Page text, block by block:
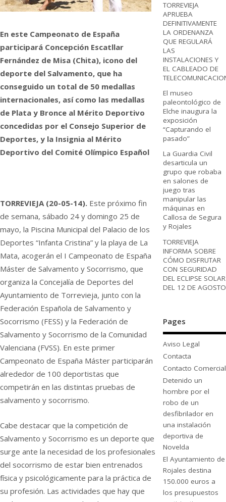
En este Campeonato de España
participará Concepción Escatllar
Fernández de Misa (Chita), icono del
deporte del Salvamento, que ha
conseguido un total de 50 medallas
internacionales, así como las medallas
de Plata y Bronce al Mérito Deportivo
concedidas por el Consejo Superior de
Deportes, y la Insignia al Mérito
Deportivo del Comité Olímpico Español
TORREVIEJA (20-05-14). Este próximo fin
de semana, sábado 24 y domingo 25 de
mayo, la Piscina Municipal del Palacio de los
Deportes “Infanta Cristina” y la playa de La
Mata, acogerán el I Campeonato de España
Máster de Salvamento y Socorrismo, que
organiza la Concejalía de Deportes del
Ayuntamiento de Torrevieja, junto con la
Federación Española de Salvamento y
Socorrismo (FESS) y la Federación de
Salvamento y Socorrismo de la Comunidad
Valenciana (FVSS). En este primer
Campeonato de España Máster participarán
alrededor de 100 deportistas que
competirán en las distintas pruebas de
salvamento y socorrismo.
Cabe destacar que la competición de
Salvamento y Socorrismo es un deporte que
surge ante la necesidad de los profesionales
del socorrismo de estar bien entrenados
física y psicológicamente para la práctica de
su profesión. Las actividades que hay que
TORREVIEJA
APRUEBA
DEFINITIVAMENTE
LA ORDENANZA
QUE REGULARÁ
LAS
INSTALACIONES Y
EL CABLEADO DE
El museo
paleontológico de
Elche inaugura la
exposición
“Capturando el
pasado”
La Guardia Civil
desarticula un
grupo que robaba
en salones de
juego tras
manipular las
máquinas en
Callosa de Segura
y Rojales
TORREVIEJA
INFORMA SOBRE
CÓMO DISFRUTAR
CON SEGURIDAD
DEL ECLIPSE SOLAR
DEL 12 DE AGOSTO
Pages
Aviso Legal
Contacta
Contacto Comercial
Detenido un
hombre por el
robo de un
desfibrilador en
una instalación
deportiva de
Novelda
El Ayuntamiento de
Rojales destina
150.000 euros a
los presupuestos